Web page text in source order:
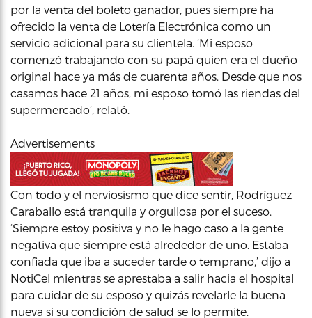
por la venta del boleto ganador, pues siempre ha
ofrecido la venta de Lotería Electrónica como un
servicio adicional para su clientela. ‘Mi esposo
comenzó trabajando con su papá quien era el dueño
original hace ya más de cuarenta años. Desde que nos
casamos hace 21 años, mi esposo tomó las riendas del
supermercado’, relató.
Advertisements
Con todo y el nerviosismo que dice sentir, Rodríguez
Caraballo está tranquila y orgullosa por el suceso.
‘Siempre estoy positiva y no le hago caso a la gente
negativa que siempre está alrededor de uno. Estaba
confiada que iba a suceder tarde o temprano,’ dijo a
NotiCel mientras se aprestaba a salir hacia el hospital
para cuidar de su esposo y quizás revelarle la buena
nueva si su condición de salud se lo permite.